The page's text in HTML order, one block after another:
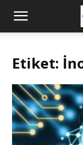
Blockchain
Etiket: